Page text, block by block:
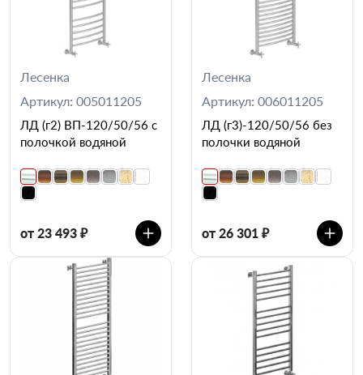
Лесенка
Артикул: 005011205
ЛД (г2) ВП-120/50/56 с
полочкой водяной
от 23 493 ₽
Лесенка
Артикул: 006011205
ЛД (г3)-120/50/56 без
полочки водяной
от 26 301 ₽